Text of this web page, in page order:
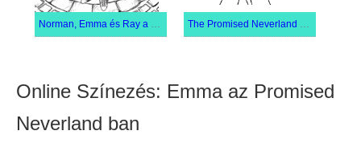
Norman, Emma és Ray a The Promised Neverland-ből The Promised Neverland Krone nővér
Online Színezés: Emma az Promised
Neverland ban